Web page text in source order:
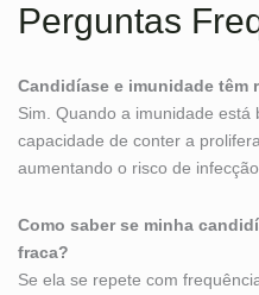
Perguntas
Candidíase e imunidade têm
Sim. Quando a imunidade está
capacidade de conter a
aumentando o risco de infecção.
Como saber se minha
fraca?
Se ela se repete com